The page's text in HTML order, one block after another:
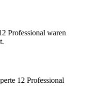
Professional waren
12 Professional